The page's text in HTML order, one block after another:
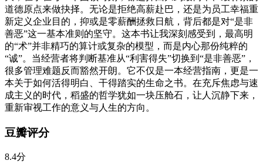
道德原点来做抉择。无论是拒绝高薪赴巴，还是为员工幸福重
新定义企业目的，抑或是零薪酬拯救日航，背后都是对“是非
善恶”这一基本准则的坚守。这本书让我深刻感受到，最高明
的“术”并非精巧的算计或复杂的模型，而是内心那份纯粹的
“诚”。当经营者将判断基准从“利害得失”切换到“是非善恶”，
很多管理难题反而豁然开朗。它不仅是一本经营指南，更是一
本关于如何活得明白、干得踏实的生命之书。在充斥焦虑与速
成主义的时代，稻盛的哲学犹如一块压舱石，让人沉静下来，
重新审视工作的意义与人生的方向。
豆瓣评分
8.4分